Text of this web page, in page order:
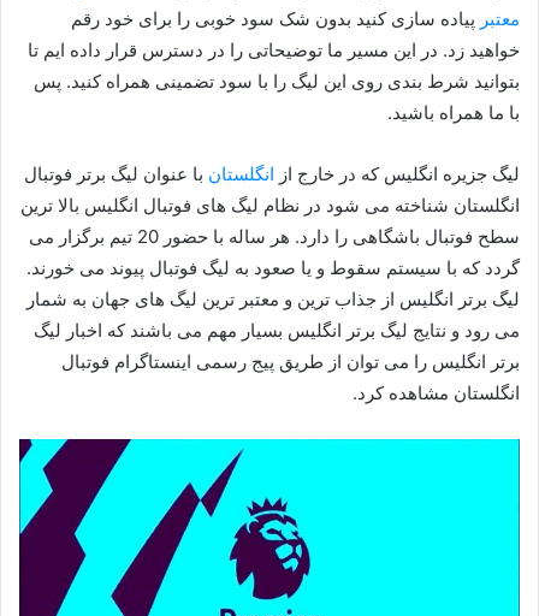
معتبر پیاده سازی کنید بدون شک سود خوبی را برای خود رقم
خواهید زد. در این مسیر ما توضیحاتی را در دسترس قرار داده ایم تا
بتوانید شرط بندی روی این لیگ را با سود تضمینی همراه کنید. پس
با ما همراه باشید.
لیگ جزیره انگلیس که در خارج از انگلستان با عنوان لیگ برتر فوتبال
انگلستان شناخته می شود در نظام لیگ های فوتبال انگلیس بالا ترین
سطح فوتبال باشگاهی را دارد. هر ساله با حضور 20 تیم برگزار می
گردد که با سیستم سقوط و یا صعود به لیگ فوتبال پیوند می خورند‌.
لیگ برتر انگلیس از جذاب ترین و معتبر ترین لیگ های جهان به شمار
می رود و نتایج لیگ برتر انگلیس بسیار مهم می باشند که اخبار لیگ
برتر انگلیس را می توان از طریق پیج رسمی اینستاگرام فوتبال
انگلستان مشاهده کرد.